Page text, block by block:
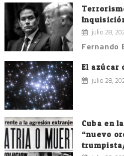
julio 28,
Fernando
El azúcar
julio 28,
Cuba en
“nuevo